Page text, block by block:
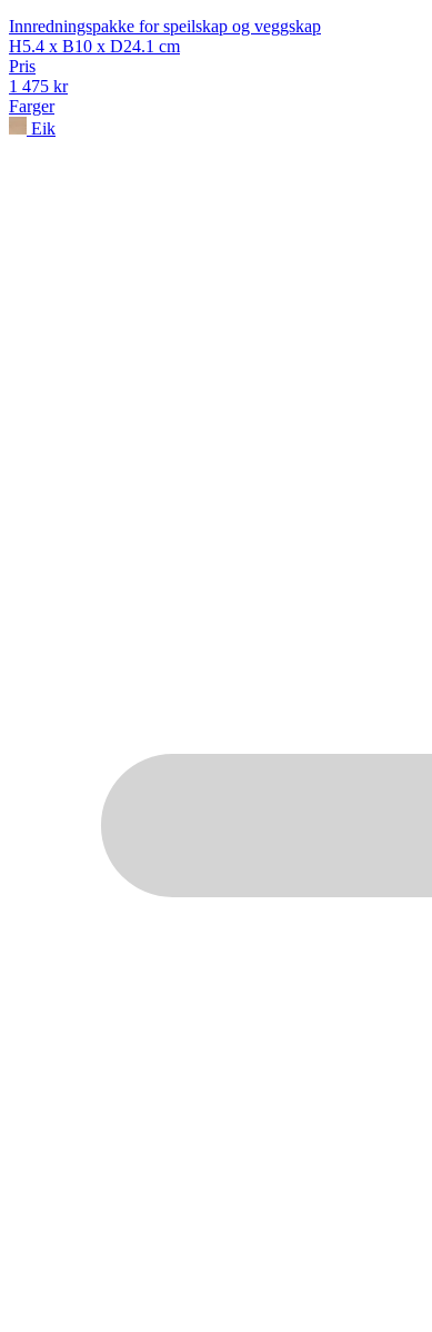
Innredningspakke for speilskap og veggskap
H5.4 x B10 x D24.1 cm
Pris
1 475 kr
Farger
Eik